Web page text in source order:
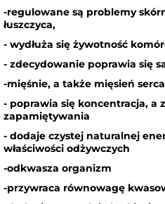
-regulowane są problemy
łuszczyca,
- wydłuża się żywotność
- zdecydowanie poprawia się
-mięśnie, a także mięsień
- poprawia się koncentracja, a
zapamiętywania
- dodaje czystej naturalnej
właściwości odżywczych
-odkwasza organizm
-przywraca równowagę